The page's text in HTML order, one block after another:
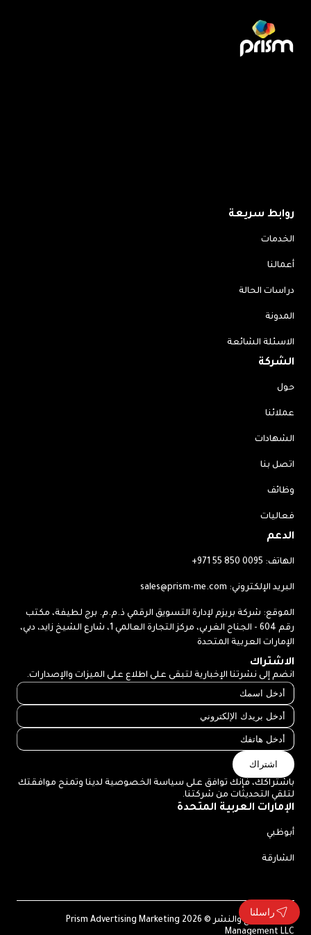
بلا متابعة ليس استثماراً بل مصاريف.
روابط سريعة
الخدمات
أعمالنا
دراسات الحالة
المدونة
الاسئلة الشائعة
الشركة
حول
عملائنا
الشهادات
اتصل بنا
وظائف
فعاليات
الدعم
الهاتف: +971 55 850 0095
البريد الإلكتروني: sales@prism-me.com
الموقع: شركة بريزم لإدارة التسويق الرقمي ذ.م.م. برج لطيفة، مكتب
رقم 604 - الجناح الغربي، مركز التجارة العالمي 1، شارع الشيخ زايد، دبي،
الإمارات العربية المتحدة
الاشتراك
انضم إلى نشرتنا الإخبارية لتبقى على اطلاع على الميزات والإصدارات.
اشتراك
باشتراكك، فإنك توافق على سياسة الخصوصية لدينا وتمنح موافقتك
لتلقي التحديثات من شركتنا.
الإمارات العربية المتحدة
أبوظبي
الشارقة
حقوق الطبع والنشر © 2026 Prism Advertising Marketing
Management LLC
راسلنا